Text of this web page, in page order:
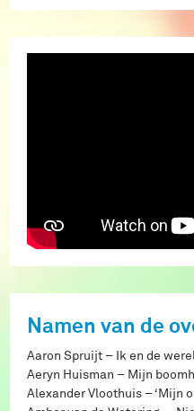
Namen van de
Aaron Spruijt – Ik en de
Aeryn Huisman – Mijn
Alexander Vloothuis – ‘Mijn